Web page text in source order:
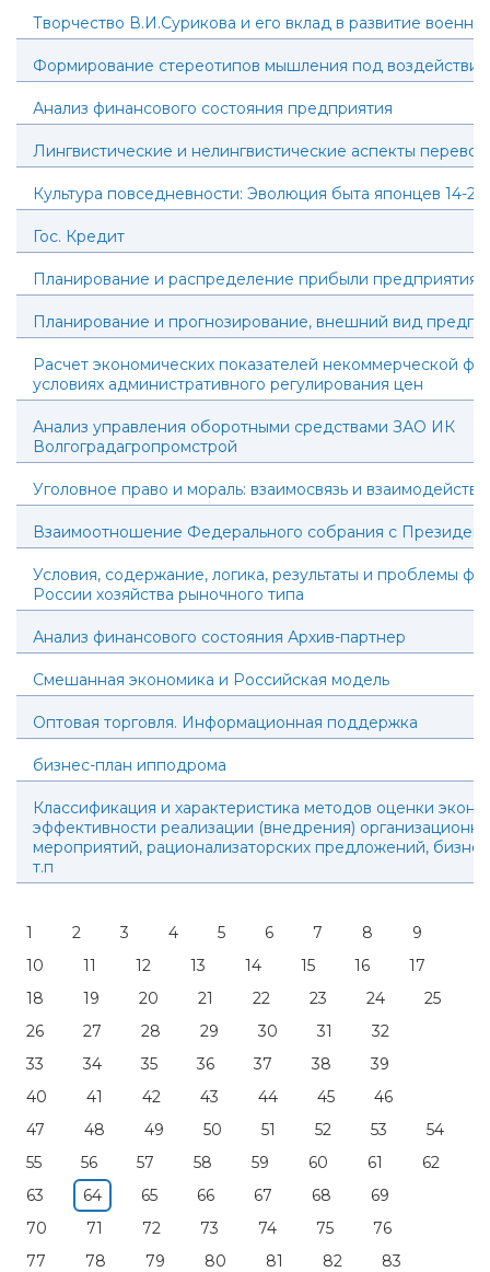
Творчество В.И.Сурикова и его вклад в развитие
Формирование стереотипов мышления под
Анализ финансового состояния предприятия
Лингвистические и нелингвистические аспекты
Культура повседневности: Эволюция быта японцев 14-20
Гос. Кредит
Планирование и распределение прибыли предприятия
Планирование и прогнозирование, внешний вид
Расчет экономических показателей некоммерческой
условиях административного регулирования цен
Анализ управления оборотными средствами ЗАО ИК
Волгоградагропромстрой
Уголовное право и мораль: взаимосвязь и
Взаимоотношение Федерального собрания с
Условия, содержание, логика, результаты и проблемы
России хозяйства рыночного типа
Анализ финансового состояния Архив-партнер
Смешанная экономика и Российская модель
Оптовая торговля. Информационная поддержка
бизнес-план ипподрома
Классификация и характеристика методов оценки
эффективности реализации (внедрения)
мероприятий, рационализаторских предложений,
т.п
1 2 3 4 5 6 7 8
9
10
11 12 13 14 15 16
17
18
19 20 21 22 23 24
25
26
27 28 29 30 31
32
33
34 35 36 37 38
39
40
41 42 43 44 45
46
47
48 49 50 51 52 53
54
55
56 57 58 59 60 61
62
63
64 65 66 67 68
69
70
71 72 73 74 75
76
77
78 79 80 81 82
83